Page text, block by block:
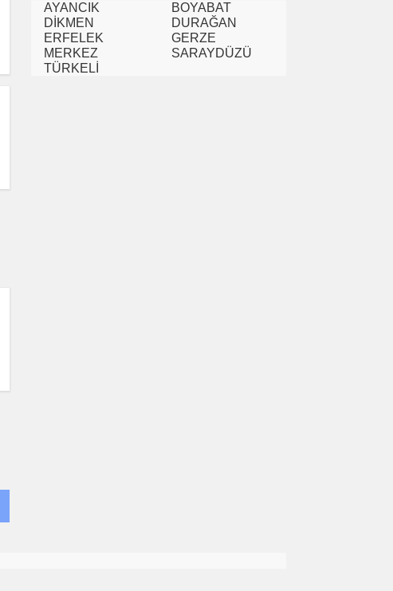
AYANCIK
BOYABAT
DİKMEN
DURAĞAN
ERFELEK
GERZE
MERKEZ
SARAYDÜZÜ
TÜRKELİ